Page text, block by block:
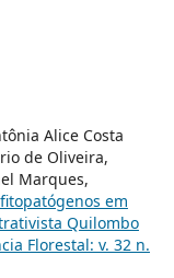
Alice Costa
de Oliveira,
Marques,
em
Quilombo
Florestal: v. 32 n.